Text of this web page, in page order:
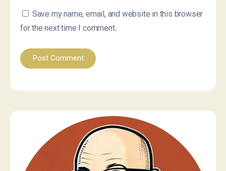
Save my name, email, and website in this browser
for the next time I comment.